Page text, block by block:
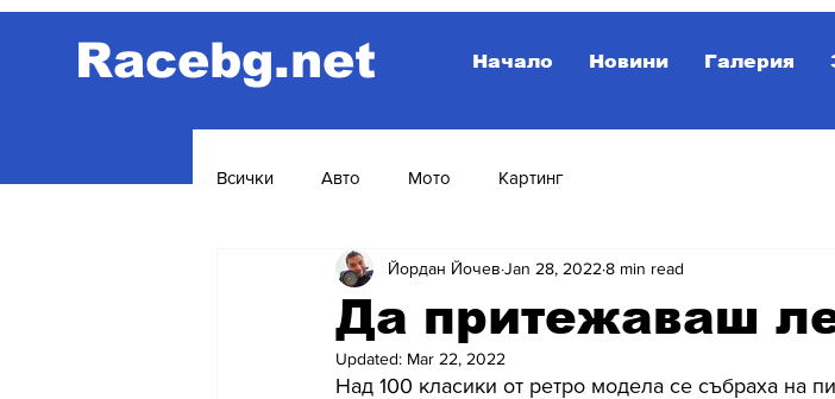
Racebg.net Начало Новини Галерия
Всички Авто Мото Картинг
Да притежаваш
Йордан Йочев Jan 28, 2022 8 min read
Updated: Mar 22, 2022
Над 100 класики от ретро модела се събраха на